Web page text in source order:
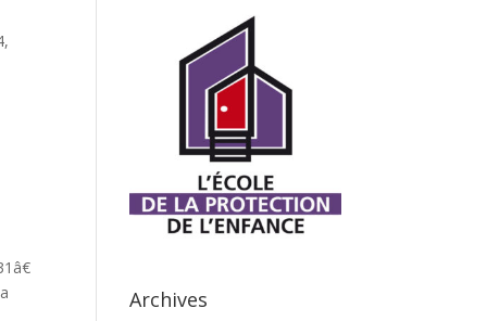
Archives